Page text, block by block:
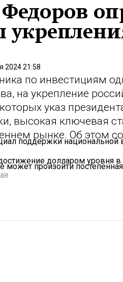
2024 21:58
по инвестициям
на укрепление
указ
высокая ключевая
рынке. Об этом
поддержки
долларом уровня в
может произойти